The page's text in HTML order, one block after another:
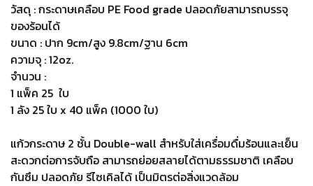
วัสดุ : กระดาษเคลือบ PE Food grade ปลอดภัยสามารถบรรจุ
ของร้อนได้
ขนาด : ปาก 9cm/สูง 9.8cm/ฐาน 6cm
ความจุ : 12oz.
จำนวน :
1 แพ็ค 25 ใบ
1 ลัง 25 ใบ x 40 แพ็ค (1000 ใบ)
แก้วกระดาษ 2 ชั้น Double-wall สำหรับใส่เครื่อมดื่มร้อนและเย็น
สะดวกต่อการจับถือ สามารถย่อยสลายได้ตามธรรมชาติ เคลือบ
กันซึม ปลอดภัย รีไซเคิลได้ เป็นมิตรต่อสิ่งแวดล้อม